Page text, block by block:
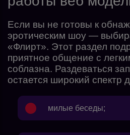
Если вы не готовы к
эротическим шоу —
«Флирт». Этот раздел
приятное общение с
соблазна. Раздеваться
остается широкий спектр
милые беседы;